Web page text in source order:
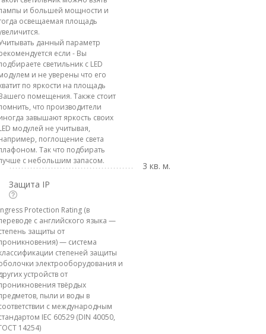
и большей мощности и
освещаемая площадь
данный параметр
если - Вы
светильник с LED
и не уверены что его
по яркости на площадь
помещения. Также стоит
что производители
завышают яркость своих
модулей не учитывая,
поглощение света
Так что подбирать
с небольшим запасом.
3 кв. м.
Защита IP
Protection Rating (в
с английского языка —
защиты от
— система
степеней защиты
электрооборудования и
устройств от
твёрдых
пыли и воды в
с международным
IEC 60529 (DIN 40050,
14254)